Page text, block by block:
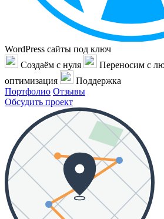
WordPress сайты под ключ
Создаём с нуля
Переносим с
оптимизация
Поддержка
Портфолио Отзывы
Обсудить проект